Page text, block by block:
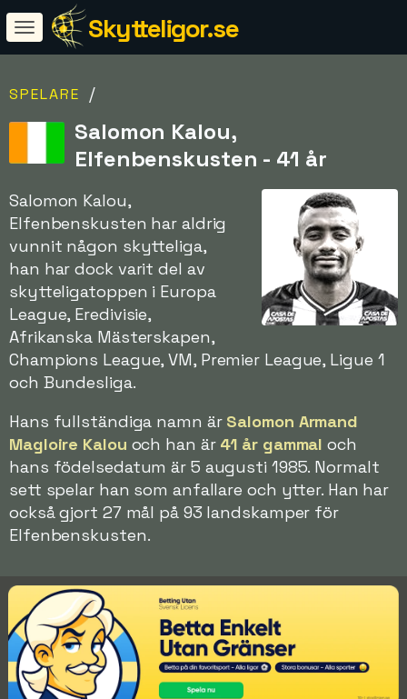
Skytteligor.se
SPELARE /
Salomon Kalou,
Elfenbenskusten - 41 år
Salomon Kalou,
Elfenbenskusten har aldrig
vunnit någon skytteliga,
han har dock varit del av
skytteligatoppen i Europa
League, Eredivisie,
Afrikanska Mästerskapen,
Champions League, VM, Premier League, Ligue 1
och Bundesliga.
Hans fullständiga namn är Salomon Armand
Magloire Kalou och han är 41 år gammal och
hans födelsedatum är 5 augusti 1985. Normalt
sett spelar han som anfallare och ytter. Han har
också gjort 27 mål på 93 landskamper för
Elfenbenskusten.